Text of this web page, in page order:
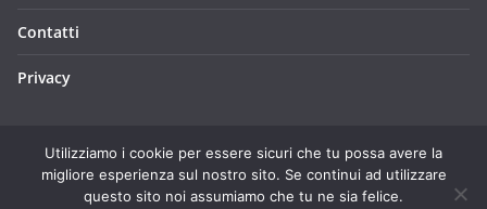
Contatti
Privacy
Copyright © 2026SportMe NEWS. Tutti i diritti riservati.
Utilizziamo i cookie per essere sicuri che tu possa avere la
migliore esperienza sul nostro sito. Se continui ad utilizzare
questo sito noi assumiamo che tu ne sia felice.